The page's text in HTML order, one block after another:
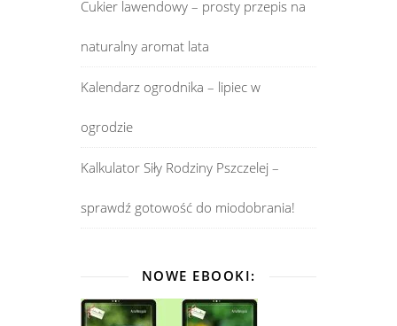
Cukier lawendowy – prosty przepis na
naturalny aromat lata
Kalendarz ogrodnika – lipiec w
ogrodzie
Kalkulator Siły Rodziny Pszczelej –
sprawdź gotowość do miodobrania!
NOWE EBOOKI: